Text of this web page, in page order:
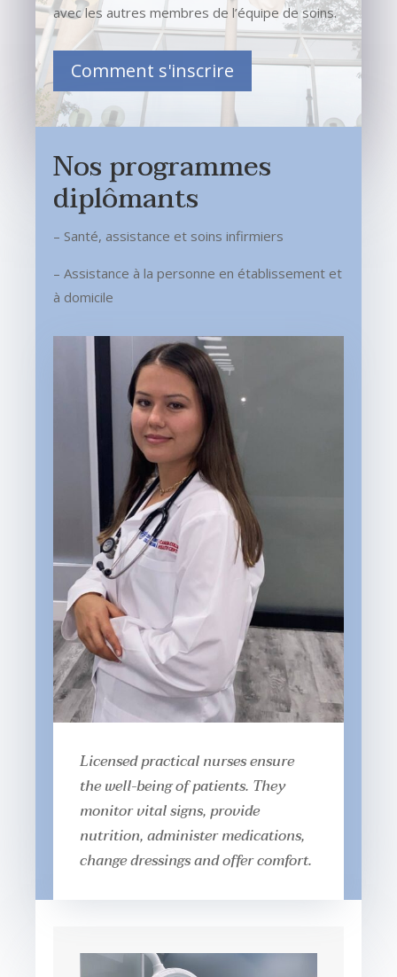
avec les autres membres de l’équipe de soins.
Comment s'inscrire
Nos programmes
diplômants
– Santé, assistance et soins infirmiers
– Assistance à la personne en établissement et
à domicile
Licensed practical nurses ensure
the well-being of patients. They
monitor vital signs, provide
nutrition, administer medications,
change dressings and offer comfort.